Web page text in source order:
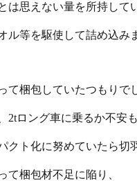
は思えない量を所持して
ル等を駆使して詰め込み
て梱包していたつもりで
2tロング車に乗るか不安も
クト化に努めていたら切
て梱包材不足に陥り、